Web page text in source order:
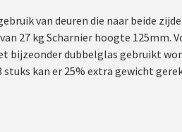
van deuren die naar beide
27 kg Scharnier hoogte
bijzeonder dubbelglas gebruikt
stuks kan er 25% extra gewicht